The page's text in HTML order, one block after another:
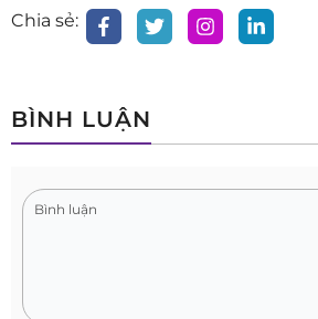
Chia sẻ:
BÌNH LUẬN